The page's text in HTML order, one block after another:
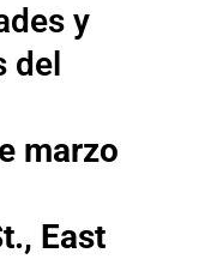
y
del
marzo
East